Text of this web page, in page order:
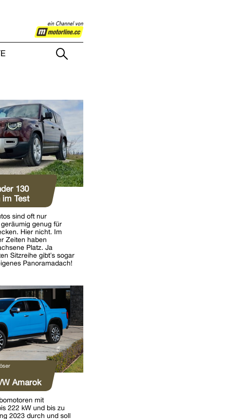
130
im Test
sind oft nur
genug für
Hier nicht. Im
Zeiten haben
Platz. Ja
Sitzreihe gibt’s sogar
Panoramadach!
Amarok
mit
222 kW und bis zu
2023 durch und soll